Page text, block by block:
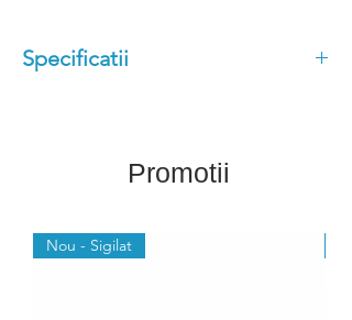
Specificatii
Polite ajustabile
Afisaj electronic
Promotii
Nou - Sigilat